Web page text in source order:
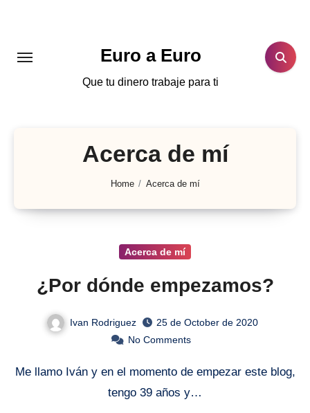
Euro a Euro
Que tu dinero trabaje para ti
Acerca de mí
Home Acerca de mí
Acerca de mí
¿Por dónde empezamos?
Ivan Rodriguez
25 de October de 2020
No Comments
Me llamo Iván y en el momento de empezar este blog,
tengo 39 años y…